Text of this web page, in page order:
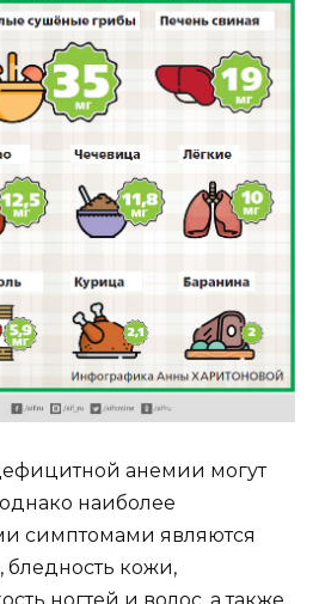
анемии могут
наиболее
симптомами являются
бледность кожи,